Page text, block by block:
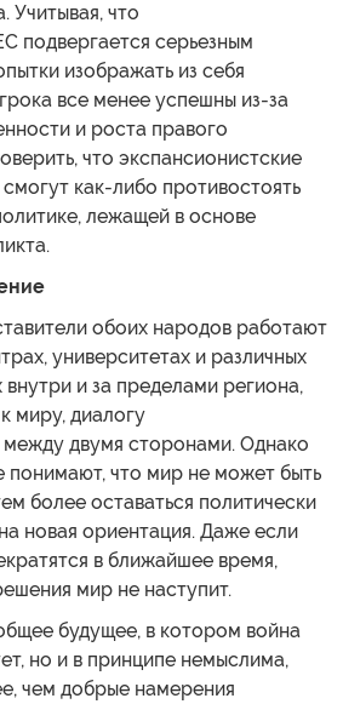
Учитывая, что
подвергается серьезным
изображать из себя
все менее успешны из-за
и роста правого
что экспансионистские
как-либо противостоять
лежащей в основе
обоих народов работают
университетах и различных
и за пределами региона,
миру, диалогу
двумя сторонами. Однако
понимают, что мир не может быть
более оставаться политически
новая ориентация. Даже если
в ближайшее время,
мир не наступит.
будущее, в котором война
но и в принципе немыслима,
чем добрые намерения